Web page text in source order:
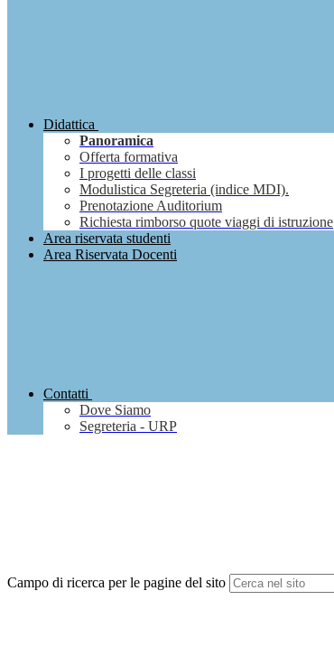
Didattica
Panoramica
Offerta formativa
I progetti delle classi
Modulistica Segreteria (indice MDI).
Prenotazione Auditorium
Richiesta rimborso quote viaggi di istruzione
Area riservata studenti
Area Riservata Docenti
Contatti
Dove Siamo
Segreteria - URP
Campo di ricerca per le pagine del sito